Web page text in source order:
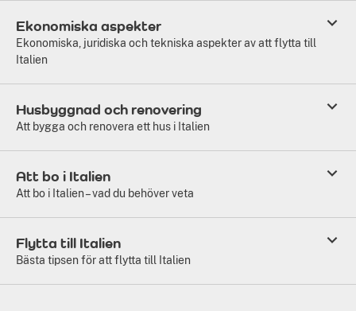
Ekonomiska aspekter
Ekonomiska, juridiska och tekniska aspekter av att flytta till
Italien
Husbyggnad och renovering
Att bygga och renovera ett hus i Italien
Att bo i Italien
Att bo i Italien – vad du behöver veta
Flytta till Italien
Bästa tipsen för att flytta till Italien